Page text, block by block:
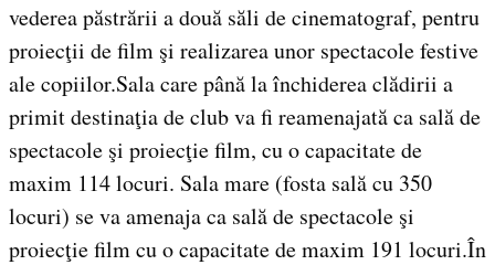
vederea păstrării a două săli de cinematograf, pentru
proiecţii de film şi realizarea unor spectacole festive
ale copiilor.Sala care până la închiderea clădirii a
primit destinaţia de club va fi reamenajată ca sală de
spectacole şi proiecţie film, cu o capacitate de
maxim 114 locuri. Sala mare (fosta sală cu 350
locuri) se va amenaja ca sală de spectacole şi
proiecţie film cu o capacitate de maxim 191 locuri.În